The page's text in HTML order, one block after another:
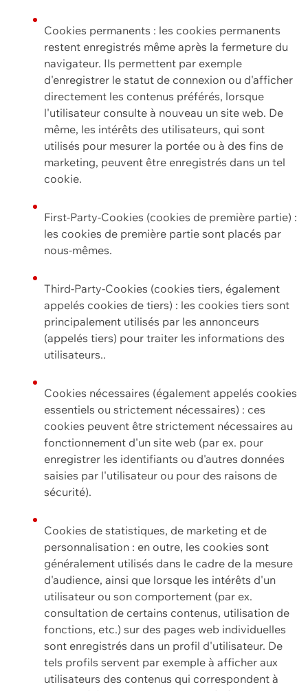
Cookies permanents : les cookies permanents
restent enregistrés même après la fermeture du
navigateur. Ils permettent par exemple
d'enregistrer le statut de connexion ou d'afficher
directement les contenus préférés, lorsque
l'utilisateur consulte à nouveau un site web. De
même, les intérêts des utilisateurs, qui sont
utilisés pour mesurer la portée ou à des fins de
marketing, peuvent être enregistrés dans un tel
cookie.
First-Party-Cookies (cookies de première partie) :
les cookies de première partie sont placés par
nous-mêmes.
Third-Party-Cookies (cookies tiers, également
appelés cookies de tiers) : les cookies tiers sont
principalement utilisés par les annonceurs
(appelés tiers) pour traiter les informations des
utilisateurs..
Cookies nécessaires (également appelés cookies
essentiels ou strictement nécessaires) : ces
cookies peuvent être strictement nécessaires au
fonctionnement d'un site web (par ex. pour
enregistrer les identifiants ou d'autres données
saisies par l'utilisateur ou pour des raisons de
sécurité).
Cookies de statistiques, de marketing et de
personnalisation : en outre, les cookies sont
généralement utilisés dans le cadre de la mesure
d'audience, ainsi que lorsque les intérêts d'un
utilisateur ou son comportement (par ex.
consultation de certains contenus, utilisation de
fonctions, etc.) sur des pages web individuelles
sont enregistrés dans un profil d'utilisateur. De
tels profils servent par exemple à afficher aux
utilisateurs des contenus qui correspondent à